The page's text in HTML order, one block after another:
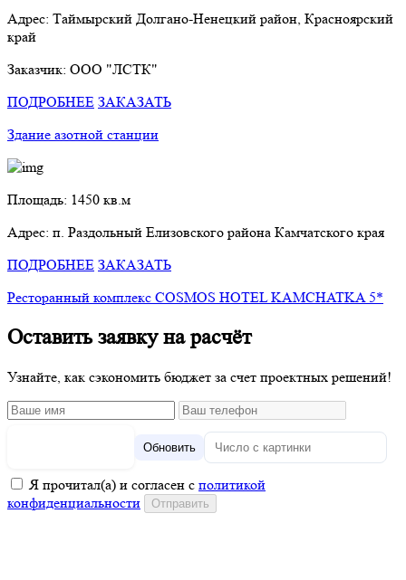
Адрес: Таймырский Долгано-Ненецкий район, Красноярский
край
Заказчик: ООО "ЛСТК"
ПОДРОБНЕЕ ЗАКАЗАТЬ
Здание азотной станции
Площадь: 1450 кв.м
Адрес: п. Раздольный Елизовского района Камчатского края
ПОДРОБНЕЕ ЗАКАЗАТЬ
Ресторанный комплекс COSMOS HOTEL KAMCHATKA 5*
Оставить заявку на расчёт
Узнайте, как сэкономить бюджет за счет проектных решений!
Обновить
Я прочитал(а) и согласен с политикой
конфиденциальности